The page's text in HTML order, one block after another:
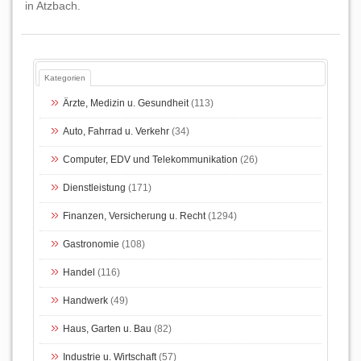
in Atzbach.
Kategorien
Ärzte, Medizin u. Gesundheit(113)
Auto, Fahrrad u. Verkehr (34)
Computer, EDV und Telekommunikation (26)
Dienstleistung (171)
Finanzen, Versicherung u. Recht(1294)
Gastronomie (108)
Handel (116)
Handwerk (49)
Haus, Garten u. Bau (82)
Industrie u. Wirtschaft(57)